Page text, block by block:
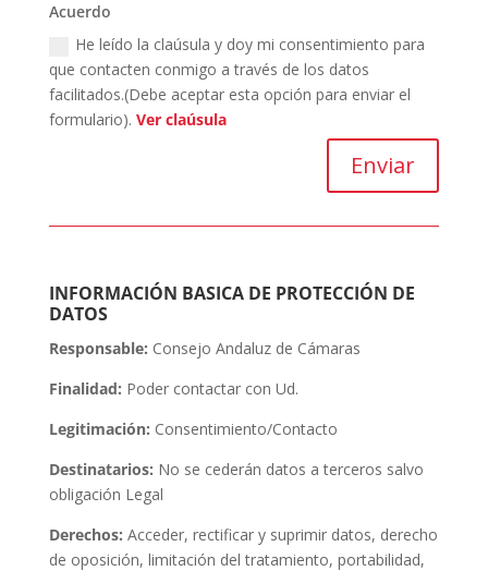
Acuerdo
He leído la claúsula y doy mi consentimiento para
que contacten conmigo a través de los datos
facilitados.(Debe aceptar esta opción para enviar el
formulario).Ver claúsula
Enviar
INFORMACIÓN BASICA DE PROTECCIÓN DE
DATOS
Responsable: Consejo Andaluz de Cámaras
Finalidad: Poder contactar con Ud.
Legitimación: Consentimiento/Contacto
Destinatarios: No se cederán datos a terceros salvo
obligación Legal
Derechos: Acceder, rectificar y suprimir datos, derecho
de oposición, limitación del tratamiento, portabilidad,